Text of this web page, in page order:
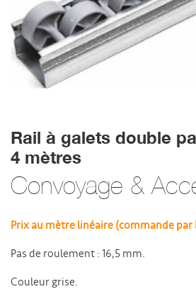
Rail à galets double
4 mètres
Convoyage &
Prix au mètre linéaire (commande
Pas de roulement : 16,5 mm.
Couleur grise.